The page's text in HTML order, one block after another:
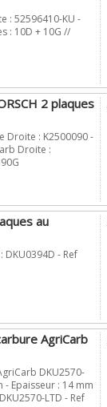
: 52596410-KU -
: 10D + 10G //
2 plaques
Droite : K2500090 -
Droite :
au
- Ref
AgriCarb
DKU2570-
- Epaisseur : 14 mm
LTD - Ref